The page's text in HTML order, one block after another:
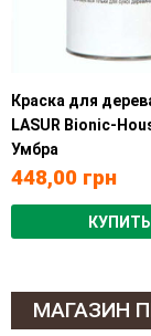
Краска для
LASUR Bionic-
Умбра
448,00 грн
КУПИТЬ
МАГАЗИН